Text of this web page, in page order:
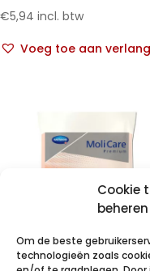
Cookie
beheren
Om de beste
technologieën zoals
€5,94 incl. btw
Voeg toe aan